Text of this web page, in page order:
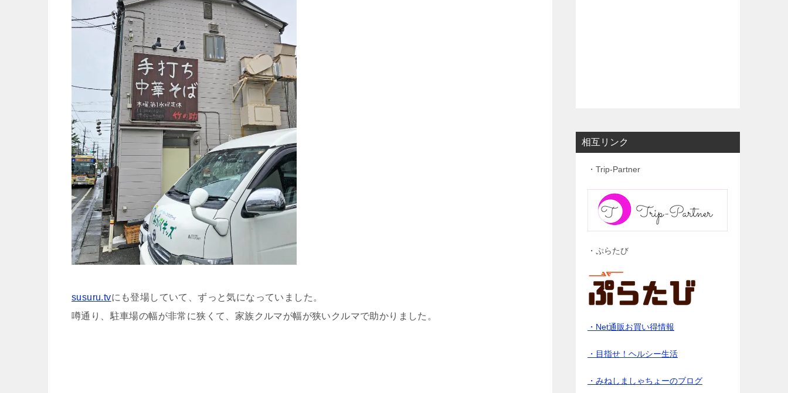
susuru.tvにも登場していて、ずっと気になっていました。
噂通り、駐車場の幅が非常に狭くて、家族クルマが幅が狭いクルマで助かりました。
相互リンク
・Trip-Partner
・ぷらたび
・Net通販お買い得情報
・目指せ！ヘルシー生活
・みねしましゃちょーのブログ